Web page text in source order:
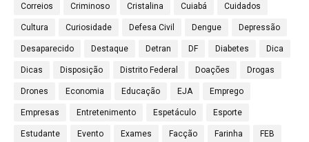
Correios Criminoso Cristalina Cuiabá Cuidados
Cultura Curiosidade Defesa Civil Dengue Depressão
Desaparecido Destaque Detran DF Diabetes Dica
Dicas Disposição Distrito Federal Doações Drogas
Drones Economia Educação EJA Emprego
Empresas Entretenimento Espetáculo Esporte
Estudante Evento Exames Facção Farinha FEB